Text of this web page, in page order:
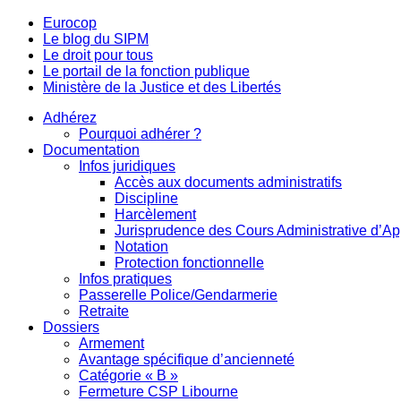
Eurocop
Le blog du SIPM
Le droit pour tous
Le portail de la fonction publique
Ministère de la Justice et des Libertés
Adhérez
Pourquoi adhérer ?
Documentation
Infos juridiques
Accès aux documents administratifs
Discipline
Harcèlement
Jurisprudence des Cours Administrative
Notation
Protection fonctionnelle
Infos pratiques
Passerelle Police/Gendarmerie
Retraite
Dossiers
Armement
Avantage spécifique d’ancienneté
Catégorie « B »
Fermeture CSP Libourne